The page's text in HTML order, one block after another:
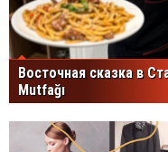
Восточная сказка в
Mutfağı